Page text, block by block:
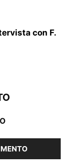
con F.